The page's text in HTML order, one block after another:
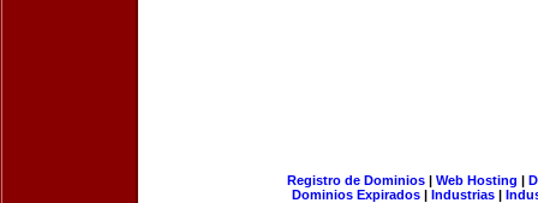
Registro de Dominios| Web Hosting |
Dominios Expirados | Industrias |